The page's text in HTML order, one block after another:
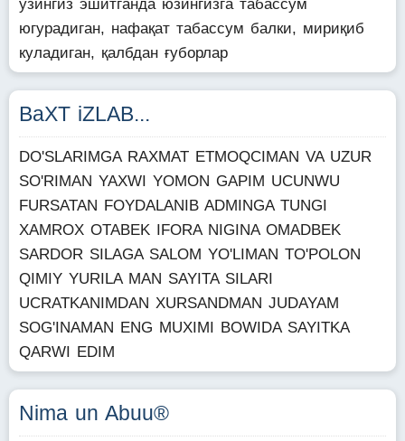
ўзингиз эшитганда юзингизга табассум
югурадиган, нафақат табассум балки, мириқиб
куладиган, қалбдан ғуборлар
BaXT iZLAB...
DO'SLARIMGA RAXMAT ETMOQCIMAN VA UZUR
SO'RIMAN YAXWI YOMON GAPIM UCUNWU
FURSATAN FOYDALANIB ADMINGA TUNGI
XAMROX OTABEK IFORA NIGINA OMADBEK
SARDOR SILAGA SALOM YO'LIMAN TO'POLON
QIMIY YURILA MAN SAYITA SILARI
UCRATKANIMDAN XURSANDMAN JUDAYAM
SOG'INAMAN ENG MUXIMI BOWIDA SAYITKA
QARWI EDIM
Nima un Abuu®